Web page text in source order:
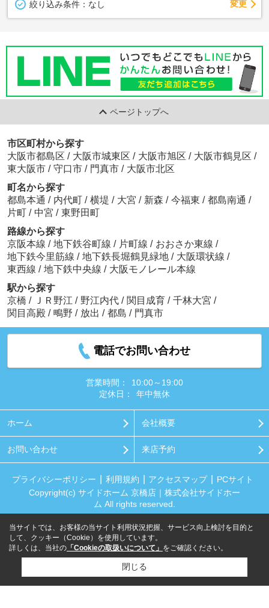
絞り込み条件： なし 変更
ページトップへ
市区町村から探す
大阪市都島区 / 大阪市城東区 / 大阪市旭区 / 大阪市鶴見区 /
東大阪市 / 守口市 / 門真市 / 大阪市北区
町名から探す
都島本通 / 内代町 / 横堤 / 大宮 / 新森 / 今福東 / 都島南通 /
片町 / 中宮 / 東野田町
路線から探す
京阪本線 / 地下鉄谷町線 / 片町線 / おおさか東線 /
地下鉄今里筋線 / 地下鉄長堀鶴見緑地 / 大阪環状線 /
東西線 / 地下鉄中央線 / 大阪モノレール本線
駅から探す
京橋 / ＪＲ野江 / 野江内代 / 関目成育 / 千林大宮 /
関目高殿 / 鴫野 / 放出 / 都島 / 門真市
電話でお問い合わせ
営業時間：
10:00～19:00
定休日：
年中無休
ホーム 会社概要
お問い合わせ 来店予約
プライバシーポリシー 利用規約 アクセスマップ
PCサイト
Copyright(c) サイドホーム 京橋店｜株式会社サイドホー
ム All rights reserved.
当サイトでは、お客様の当サイト利用状況把握、サービス向上検討を目的と
して、クッキー（Cookie）を使用しています。
詳しくは、当社の 「Cookieの取扱いについて」 をご確認ください。
閉じる